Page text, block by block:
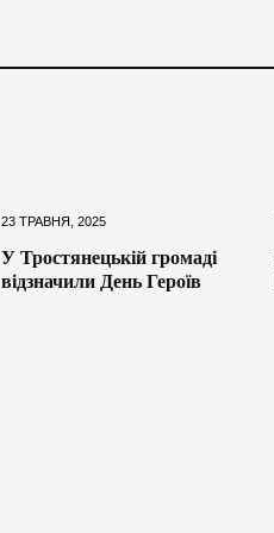
23 ТРАВНЯ, 2025
У Тростянецькій громаді
відзначили День Героїв